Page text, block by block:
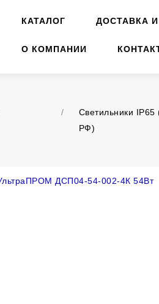
КАТАЛОГ ДОСТАВКА
О КОМПАНИИ
/
Светильники IP65
РФ)